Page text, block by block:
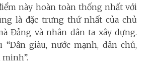
này hoàn toàn thống nhất với
là đặc trưng thứ nhất của chủ
Đảng và nhân dân ta xây dựng.
giàu, nước mạnh, dân chủ,
minh”.